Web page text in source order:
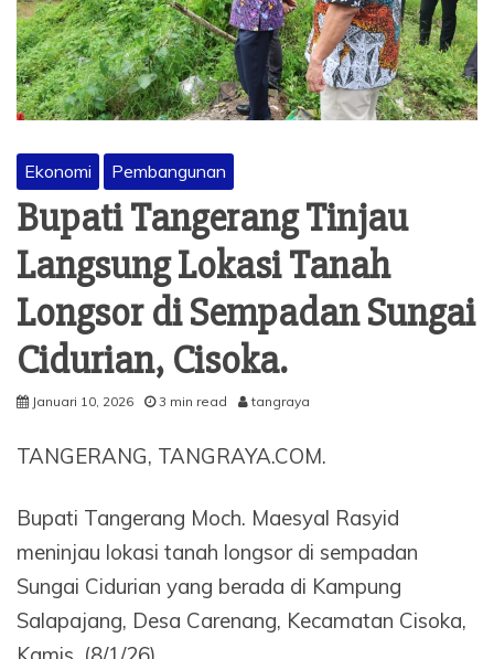
Ekonomi Pembangunan
Bupati Tangerang Tinjau
Langsung Lokasi Tanah
Longsor di Sempadan Sungai
Cidurian, Cisoka.
Januari 10, 2026 3 min read tangraya
TANGERANG, TANGRAYA.COM.
Bupati Tangerang Moch. Maesyal Rasyid
meninjau lokasi tanah longsor di sempadan
Sungai Cidurian yang berada di Kampung
Salapajang, Desa Carenang, Kecamatan Cisoka,